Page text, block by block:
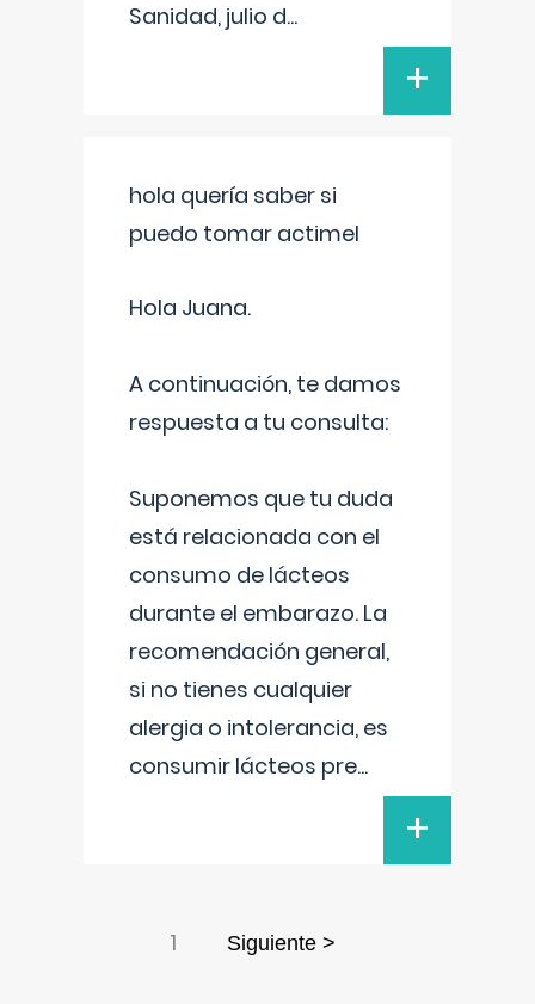
Sanidad, julio d...
+
hola quería saber si
puedo tomar actimel
Hola Juana.
A continuación, te damos
respuesta a tu consulta:
Suponemos que tu duda
está relacionada con el
consumo de lácteos
durante el embarazo. La
recomendación general,
si no tienes cualquier
alergia o intolerancia, es
consumir lácteos pre...
+
1 Siguiente >